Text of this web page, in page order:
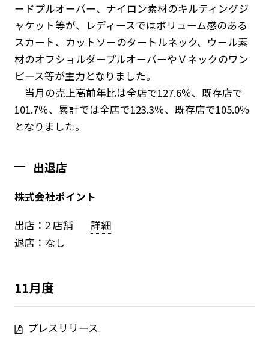
ードプルオーバー、ナイロン素材のキルティングジ
ャケット等が、レディースではボリューム感のある
スカート、カットソーのタートルネック、ウール素
材のオフショルダープルオーバーやＶネックのワン
ピース等が主力となりました。
当月の売上高前年比は全店で127.6％、既存店で
101.7％、累計では全店で123.3％、既存店で105.0％
となりました。
出退店
株式会社ポイント
出店：2 店舗
詳細
退店：なし
11月度
プレスリリース